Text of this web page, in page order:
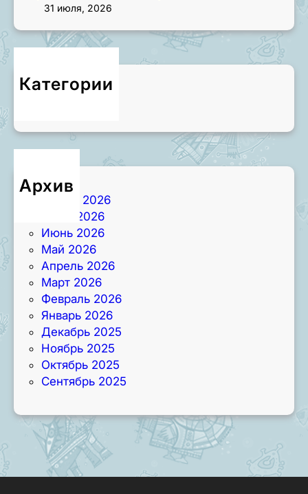
31 июля, 2026
Категории
Новости
Архив
Август 2026
Июль 2026
Июнь 2026
Май 2026
Апрель 2026
Март 2026
Февраль 2026
Январь 2026
Декабрь 2025
Ноябрь 2025
Октябрь 2025
Сентябрь 2025